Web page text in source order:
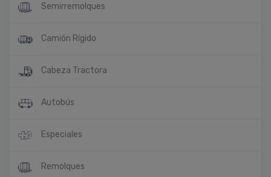
Semirremolques
Camión Rígido
Cabeza Tractora
Autobús
Especiales
Remolques